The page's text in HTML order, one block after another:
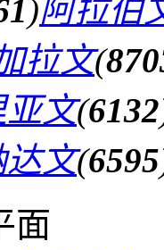
)阿拉伯
拉文(
亚文(6132
达文(6595
面